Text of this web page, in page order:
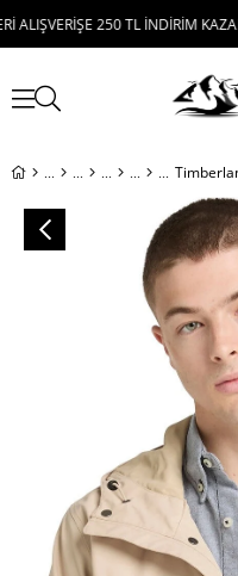
250 TL İNDİRİM KAZAN!